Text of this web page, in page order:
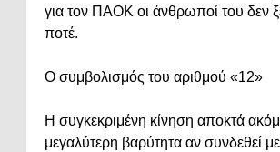
για τον ΠΑΟΚ οι άνθρωποί του δεν
ποτέ.
Ο συμβολισμός του αριθμού «12»
Η συγκεκριμένη κίνηση αποκτά
μεγαλύτερη βαρύτητα αν συνδεθεί με